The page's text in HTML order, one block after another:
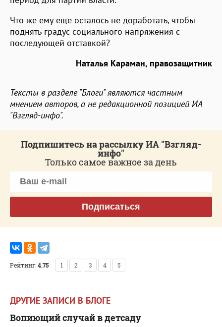
Что же ему еще осталось не доработать, чтобы
поднять градус социального напряжения с
последующей отставкой?
Наталья Караман, правозащитник
Тексты в разделе "Блоги" являются частным
мнением авторов, а не редакционной позицией ИА
"Взгляд-инфо".
Подпишитесь на рассылку ИА "Взгляд-
инфо"
Только самое важное за день
Подписаться
Рейтинг:4.75 1 2 3 4 5
ДРУГИЕ ЗАПИСИ В БЛОГЕ
Вопиющий случай в детсаду